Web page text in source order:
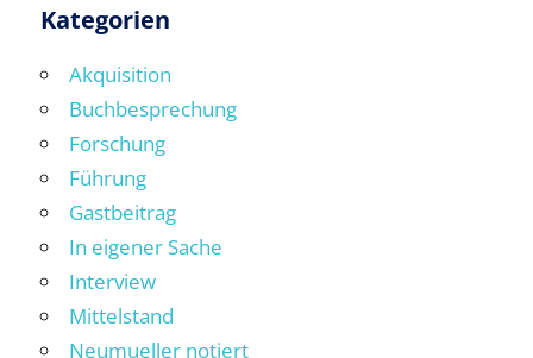
Kategorien
Akquisition
Buchbesprechung
Forschung
Führung
Gastbeitrag
In eigener Sache
Interview
Mittelstand
Neumueller notiert